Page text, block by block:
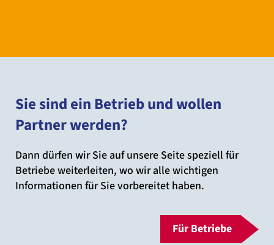
Sie sind ein Betrieb und wollen
Partner werden?
Dann dürfen wir Sie auf unsere Seite speziell für
Betriebe weiterleiten, wo wir alle wichtigen
Informationen für Sie vorbereitet haben.
Für Betriebe